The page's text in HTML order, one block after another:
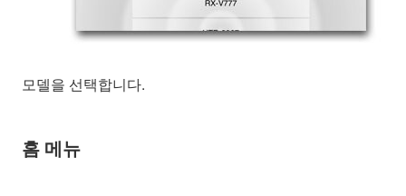
모델을 선택합니다.
홈 메뉴